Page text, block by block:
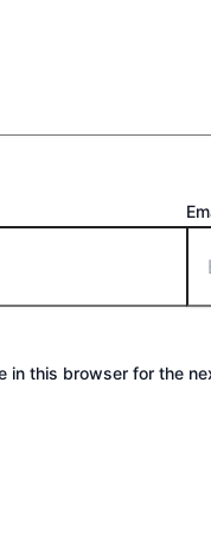
in this browser for the